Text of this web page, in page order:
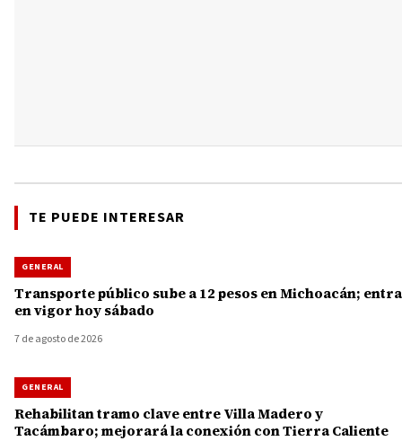
TE PUEDE INTERESAR
GENERAL
Transporte público sube a 12 pesos en Michoacán; entra
en vigor hoy sábado
7 de agosto de 2026
GENERAL
Rehabilitan tramo clave entre Villa Madero y
Tacámbaro; mejorará la conexión con Tierra Caliente